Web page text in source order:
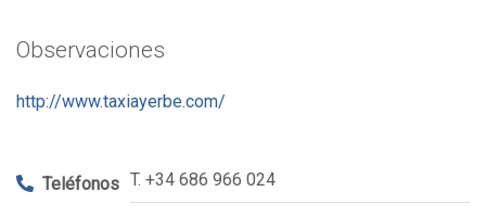
Observaciones
http://www.taxiayerbe.com/
Teléfonos T. +34 686 966 024